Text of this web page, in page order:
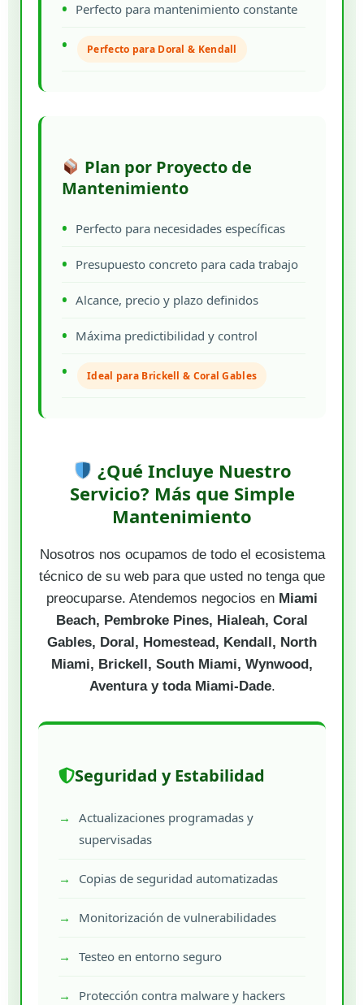
Perfecto para mantenimiento constante
Perfecto para Doral & Kendall
Plan por Proyecto de
Mantenimiento
Perfecto para necesidades específicas
Presupuesto concreto para cada trabajo
Alcance, precio y plazo definidos
Máxima predictibilidad y control
Ideal para Brickell & Coral Gables
¿Qué Incluye Nuestro
Servicio? Más que Simple
Mantenimiento
Nosotros nos ocupamos de todo el ecosistema
técnico de su web para que usted no tenga que
preocuparse. Atendemos negocios en Miami
Beach, Pembroke Pines, Hialeah, Coral
Gables, Doral, Homestead, Kendall, North
Miami, Brickell, South Miami, Wynwood,
Aventura y toda Miami-Dade.
Seguridad y Estabilidad
Actualizaciones programadas y
supervisadas
Copias de seguridad automatizadas
Monitorización de vulnerabilidades
Testeo en entorno seguro
Protección contra malware y hackers